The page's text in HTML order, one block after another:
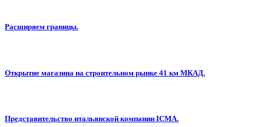
Расширяем границы.
Открытие магазина на строительном рынке 41 км МКАД.
Представительство итальянской компании ICMA.